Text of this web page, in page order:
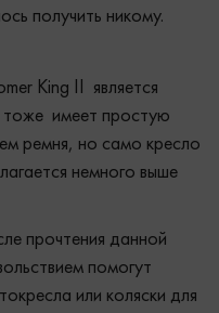
получить никому.
King II является
тоже имеет простую
ремня, но само кресло
немного выше
прочтения данной
помогут
или коляски для